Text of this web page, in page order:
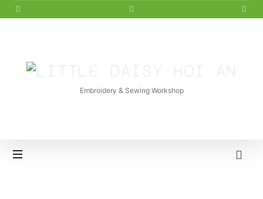
LITTLE
Embroidery & Sewing Workshop